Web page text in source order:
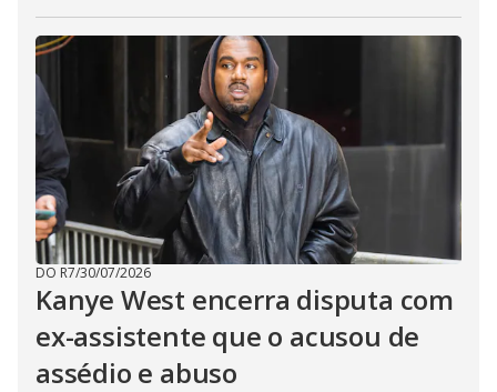
DO R7/30/07/2026
Kanye West encerra disputa com
ex-assistente que o acusou de
assédio e abuso